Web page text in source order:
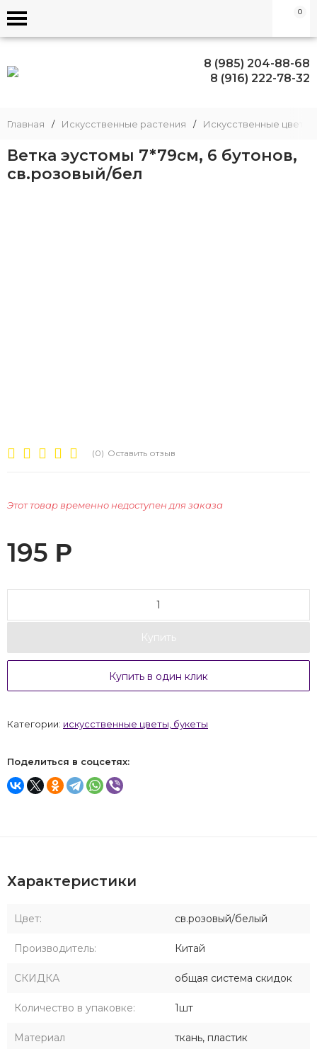
0
8 (985) 204-88-68
8 (916) 222-78-32
Главная / Искусственные растения / Искусственные цветы,
Ветка эустомы 7*79см, 6 бутонов,
св.розовый/бел
(0) Оставить отзыв
Этот товар временно недоступен для заказа
195 Р
Купить
Купить в один клик
Категории: искусственные цветы, букеты
Поделиться в соцсетях:
Характеристики
Цвет: св.розовый/белый
Производитель: Китай
СКИДКА общая система скидок
Количество в упаковке: 1шт
Материал ткань, пластик